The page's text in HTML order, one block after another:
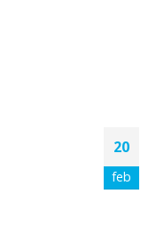
20
feb